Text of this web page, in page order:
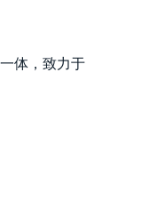
体，致力于